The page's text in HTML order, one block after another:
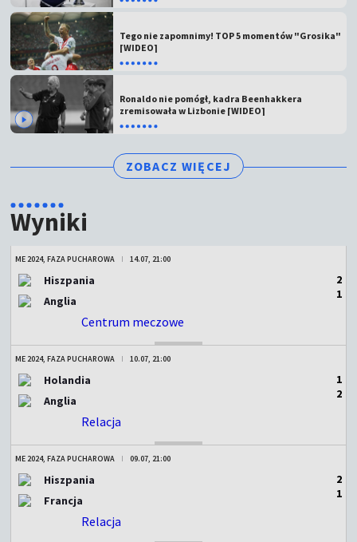
Tego nie zapomnimy! TOP 5 momentów "Grosika"
[WIDEO]
Ronaldo nie pomógł, kadra Beenhakkera
zremisowała w Lizbonie [WIDEO]
ZOBACZ WIĘCEJ
Wyniki
ME 2024, FAZA PUCHAROWA 14.07, 21:00
Hiszpania
Anglia
2
1
Centrum meczowe
ME 2024, FAZA PUCHAROWA 10.07, 21:00
Holandia
Anglia
1
2
Relacja
ME 2024, FAZA PUCHAROWA 09.07, 21:00
Hiszpania
Francja
2
1
Relacja